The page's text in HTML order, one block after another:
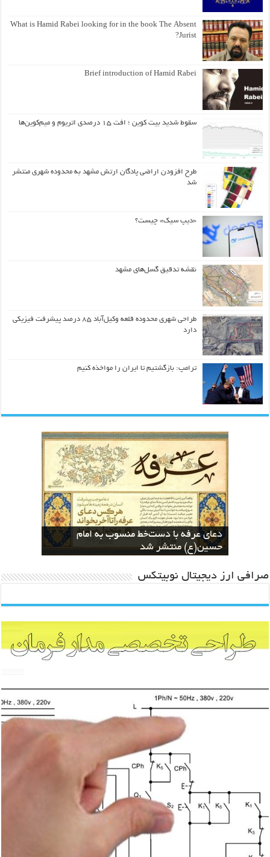
What is Hamid Rabei looking for in the book The Absent
Jurist?
Brief introduction of Hamid Rabei
سقوط شدید بیت کوین ؛ افت ۱۵ درصدی اتریوم و میم‌کوین‌ها
طرح افزودن اراضی پادگان ارتش مشهد به محدوده شهری منتشر
شد
«دیپ سیک» چیست؟
نقشه تدقیق گسل‌های مشهد
طراحی شهری محدوده قلعه وکیل‌آباد ۸۵ درصد پیشرفت فیزیکی
دارد
ترامپ: بازگشتیم تا ایران را مواخذه کنیم
The Geometric Reinterpretation of the
Divine Name “Allah”: From Calligraphy
to Architecture
نسخه های بازآفرینی قرآن منسوب به ائمه
اطهار در کتابخانه دیجیتال آستان قدس
رضوی بارگزاری شد
کسب عنوان دوم جشنواره معلمان هنرمند
ایران توسط حمید رابعی
دعای عرفه با دست‌خط منسوب به امام
حسین(ع) منتشر شد
کسب مقام دوم بخش هنرهای مفهومی در
نخستین جشنواره معلمان هنرمند کشور
توسط حمید رابعی
صرافی ارز دیجیتال نوبیتکس